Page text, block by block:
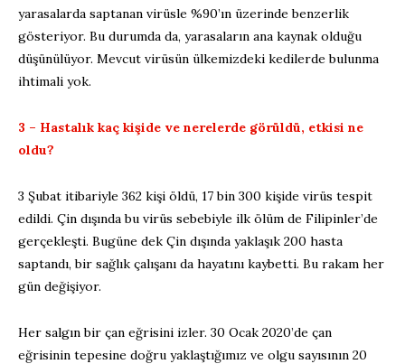
yarasalarda saptanan virüsle %90’ın üzerinde benzerlik
gösteriyor. Bu durumda da, yarasaların ana kaynak olduğu
düşünülüyor. Mevcut virüsün ülkemizdeki kedilerde bulunma
ihtimali yok.
3 – Hastalık kaç kişide ve nerelerde görüldü, etkisi ne
oldu?
3 Şubat itibariyle 362 kişi öldü, 17 bin 300 kişide virüs tespit
edildi. Çin dışında bu virüs sebebiyle ilk ölüm de Filipinler’de
gerçekleşti. Bugüne dek Çin dışında yaklaşık 200 hasta
saptandı, bir sağlık çalışanı da hayatını kaybetti. Bu rakam her
gün değişiyor.
Her salgın bir çan eğrisini izler. 30 Ocak 2020’de çan
eğrisinin tepesine doğru yaklaştığımız ve olgu sayısının 20